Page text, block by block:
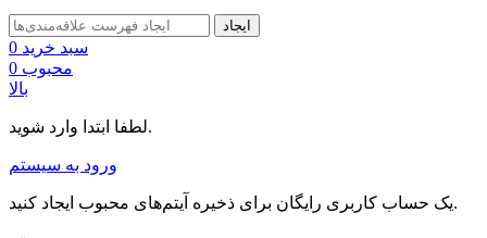
ایجاد
سبد خرید 0
محبوب 0
بالا
لطفا ابتدا وارد شوید.
ورود به سیستم
یک حساب کاربری رایگان برای ذخیره آیتم‌های محبوب ایجاد کنید.